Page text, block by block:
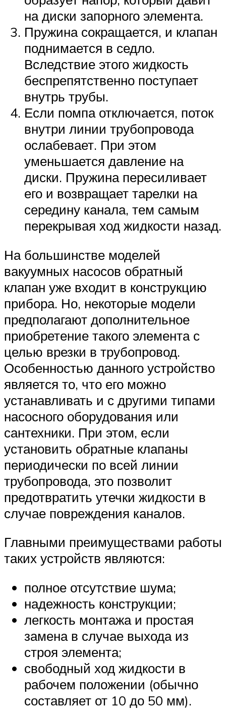
на диски запорного элемента.
Пружина сокращается, и клапан
поднимается в седло.
Вследствие этого жидкость
беспрепятственно поступает
внутрь трубы.
Если помпа отключается, поток
внутри линии трубопровода
ослабевает. При этом
уменьшается давление на
диски. Пружина пересиливает
его и возвращает тарелки на
середину канала, тем самым
перекрывая ход жидкости назад.
На большинстве моделей
вакуумных насосов обратный
клапан уже входит в конструкцию
прибора. Но, некоторые модели
предполагают дополнительное
приобретение такого элемента с
целью врезки в трубопровод.
Особенностью данного устройство
является то, что его можно
устанавливать и с другими типами
насосного оборудования или
сантехники. При этом, если
установить обратные клапаны
периодически по всей линии
трубопровода, это позволит
предотвратить утечки жидкости в
случае повреждения каналов.
Главными преимуществами работы
таких устройств являются:
полное отсутствие шума;
надежность конструкции;
легкость монтажа и простая
замена в случае выхода из
строя элемента;
свободный ход жидкости в
рабочем положении (обычно
составляет от 10 до 50 мм).